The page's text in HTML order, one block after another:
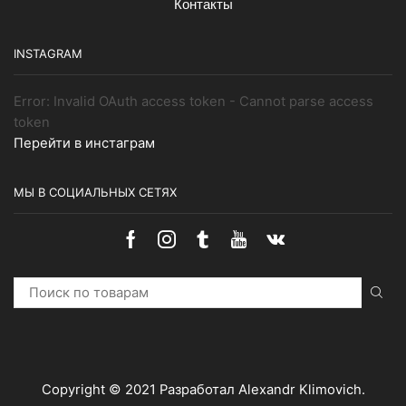
Контакты
INSTAGRAM
Error: Invalid OAuth access token - Cannot parse access
token
Перейти в инстаграм
МЫ В СОЦИАЛЬНЫХ СЕТЯХ
Facebook
Instagram
TumblrYoutube
Vk
Search
Copyright © 2021 Разработал Alexandr Klimovich.